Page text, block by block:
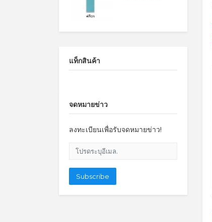
แท็กสินค้า
จดหมายข่าว
ลงทะเบียนเพื่อรับจดหมายข่าว!
โปรดระบุอีเมล.
Subscribe